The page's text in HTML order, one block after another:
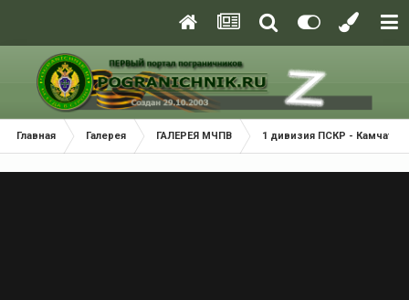
Главная Галерея ГАЛЕРЕЯ МЧПВ 1 дивизия ПСКР - Камчатка